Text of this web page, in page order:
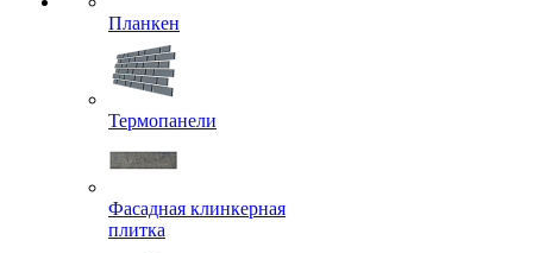
Планкен
Термопанели
Фасадная клинкерная
плитка